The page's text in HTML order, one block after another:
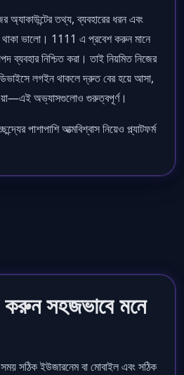
অ্যাকাউন্টের তথ্য, ব্যবহারের ধরন এবং
থাকা ভালো। 1111 এ প্রবেশ করুন মানে
ব্যবহার নিশ্চিত করা। তাই নিয়মিত নিজের
লগইন থাকলে দ্রুত বের হয়ে আসা,
অভ্যাসগুলোও গুরুত্বপূর্ণ।
পাশাপাশি আত্মবিশ্বাস নিয়েও প্ল্যাটফর্ম
সহজভাবে মনে
সঠিক ইউজারনেম বা মোবাইল এবং সঠিক